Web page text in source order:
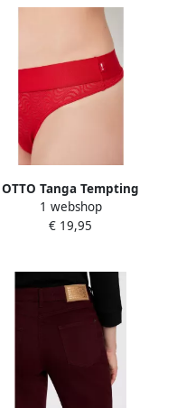
OTTO Tanga Tempting
(JOOP! Jeans) elastische
band jacquardkant
1 webshop
€ 19,95